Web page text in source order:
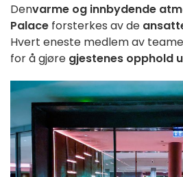
Denvarme og innbydende
Palace forsterkes av de
Hvert eneste medlem av
for å gjøre gjestenes opphold